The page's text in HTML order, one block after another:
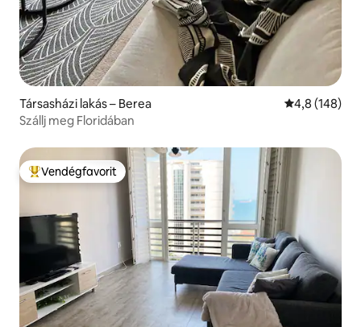
Társasházi lakás – Berea Átlagos
4,8 (148)
Szállj meg Floridában
Kiemelt vendégfavorit
Vendégfavorit